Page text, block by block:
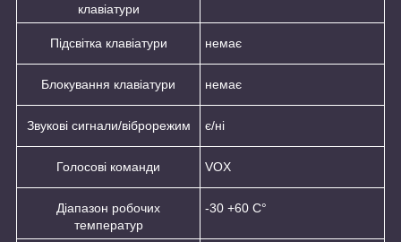
клавіатури
Підсвітка клавіатури немає
Блокування клавіатури немає
Звукові сигнали/віброрежим є/ні
Голосові команди VOX
Діапазон робочих
температур
-30 +60 С°